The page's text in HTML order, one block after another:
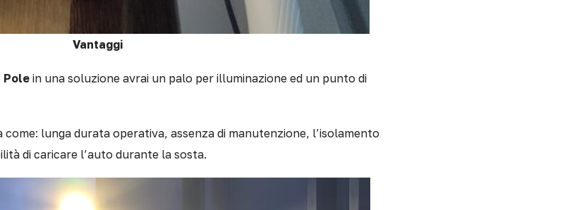
Vantaggi
Pole in una soluzione avrai un palo per illuminazione ed un punto di
lunga durata operativa, assenza di manutenzione, l’isolamento
di caricare l’auto durante la sosta.